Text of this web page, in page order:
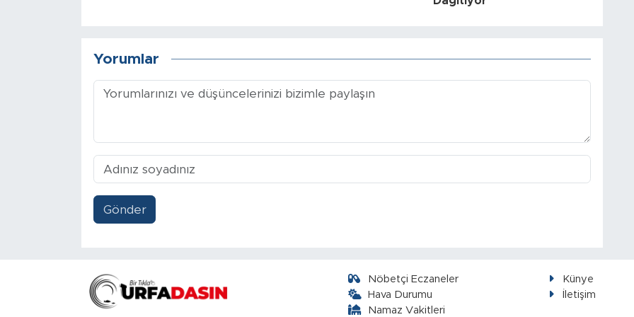
Yorumlar
Gönder
Nöbetçi Eczaneler
Hava Durumu
Namaz Vakitleri
Künye
İletişim